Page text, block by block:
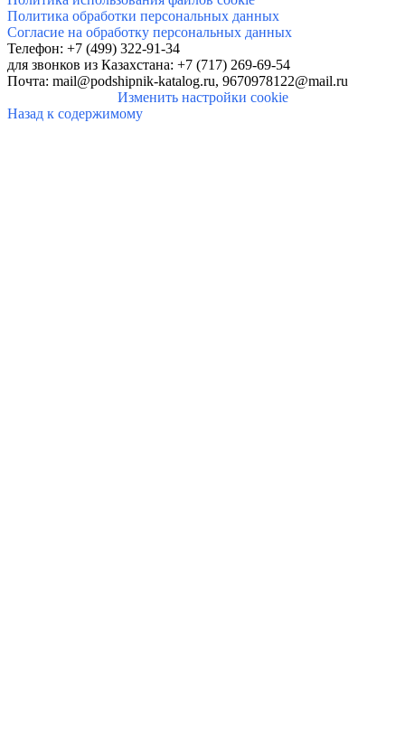
Политика обработки персональных данных
Согласие на обработку персональных данных
Телефон: +7 (499) 322-91-34
для звонков из Казахстана: +7 (717) 269-69-54
Почта: mail@podshipnik-katalog.ru, 9670978122@mail.ru
Изменить настройки cookie
Назад к содержимому